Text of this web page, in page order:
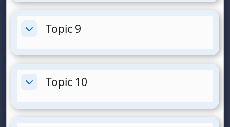
CollapseTopic 9
CollapseTopic 10